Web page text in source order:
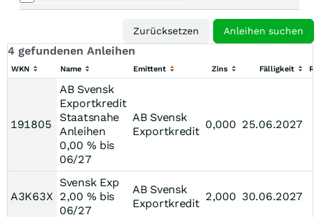
4 gefundenen Anleihen
WKN Name Emittent Zins Fälligkeit
191805
AB Svensk
Exportkredit
Staatsnahe
Anleihen
0,00 % bis
06/27
AB Svensk
Exportkredit
0,000 25.06.2027
A3K63X
Svensk Exp
2,00 % bis
06/27
AB Svensk
Exportkredit
2,000 30.06.2027